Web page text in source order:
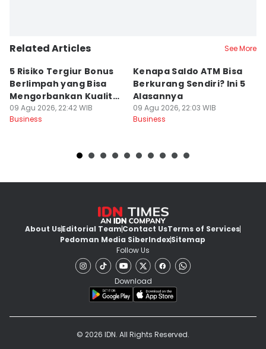
Related Articles See More
5 Risiko Tergiur Bonus
Berlimpah yang Bisa
Mengorbankan Kualitas
Produk
09 Agu 2026, 22:42 WIB
Business
Kenapa Saldo ATM Bisa
Berkurang Sendiri? Ini 5
Alasannya
09 Agu 2026, 22:03 WIB
Business
About UsEditorial TeamContact UsTerms of Services
Pedoman Media SiberIndexSitemap
Follow Us
Download
© 2026 IDN. All Rights Reserved.